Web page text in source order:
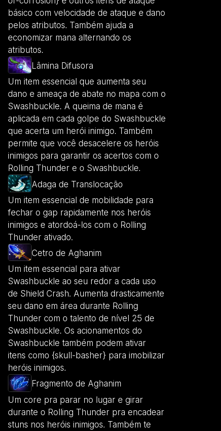
básico com velocidade de ataque e dano
pelos atributos. Também ajuda a
economizar mana alternando os
atributos.
Lâmina Difusora
Um item essencial que aumenta seu
dano e ameaça de abate no mapa com o
Swashbuckle. A queima de mana é
aplicada em cada golpe do Swashbuckle
que acerta um herói inimigo. Também
permite que você desacelere os heróis
inimigos para garantir os acertos com o
Rolling Thunder e o Swashbuckle.
Adaga de Translocação
Um item essencial de mobilidade para
fechar o gap rapidamente nos heróis
inimigos e atordoá-los com o Rolling
Thunder ativado.
Cetro de Aghanim
Um item essencial para ativar
Swashbuckle ao seu redor a cada uso
de Shield Crash. Aumenta drasticamente
seu dano em área durante Rolling
Thunder com o talento de nível 25 de
Swashbuckle. Os acionamentos do
Swashbuckle também podem ativar
itens como {skull-basher} para imobilizar
heróis inimigos.
Fragmento de Aghanim
Um core pra parar no lugar e girar
durante o Rolling Thunder pra encadear
stuns nos heróis inimigos. Também te